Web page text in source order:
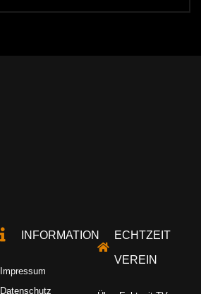
INFORMATION
Impressum
Datenschutz
ECHTZEIT
VEREIN